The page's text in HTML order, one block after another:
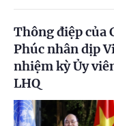
Thông điệp của
Phúc nhân dịp
nhiệm kỳ Ủy
LHQ